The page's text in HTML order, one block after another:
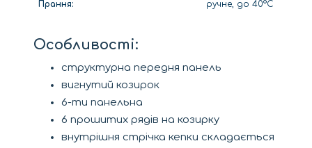
Прання:
ручне, до 40°C
Особливості:
структурна передня панель
вигнутий козирок
6-ти панельна
6 прошитих рядів на козирку
внутрішня стрічка кепки складається